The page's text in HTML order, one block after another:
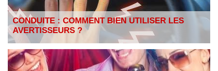
CONDUITE : COMMENT BIEN UTILISER LES
AVERTISSEURS ?